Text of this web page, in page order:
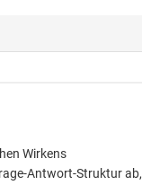
Wirkens
Antwort-Struktur ab,